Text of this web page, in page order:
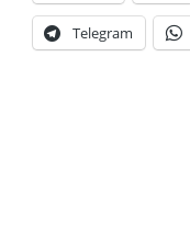
Telegram